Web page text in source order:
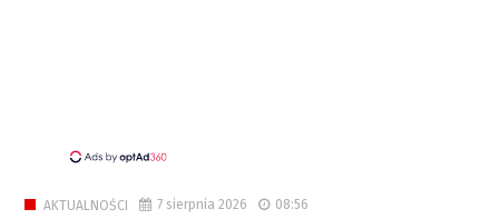
AKTUALNOŚCI 7 sierpnia 2026 08:56